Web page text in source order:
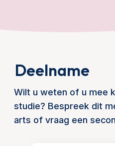
Deelname
Wilt u weten of u mee
studie? Bespreek dit
arts of vraag een